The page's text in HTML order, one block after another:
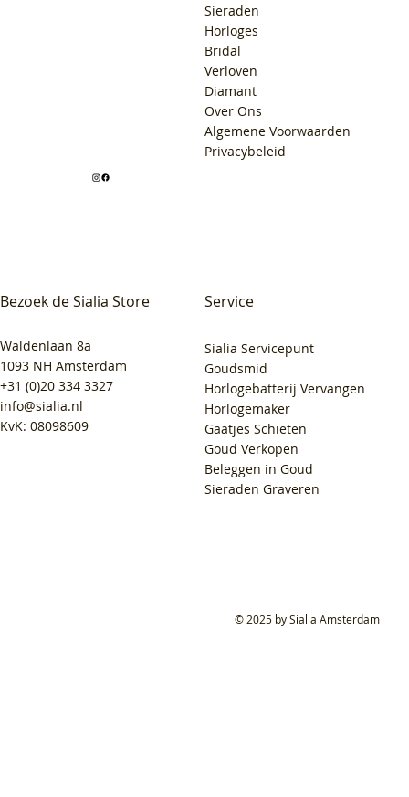
Bezoek de Sialia Store
Waldenlaan 8a
1093 NH Amsterdam
+31 (0)20 334 3327
info@sialia.nl
KvK: 08098609
Sieraden
Horloges
Bridal
Verloven
Diamant
Over Ons
Algemene Voorwaarden
Privacybeleid
Service
Sialia Servicepunt
Goudsmid
Horlogebatterij Vervangen
Horlogemaker
Gaatjes Schieten
Goud Verkopen
Beleggen in Goud
Sieraden Graveren
© 2025 by Sialia Amsterdam